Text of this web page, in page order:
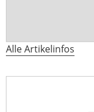
Alle Artikelinfos